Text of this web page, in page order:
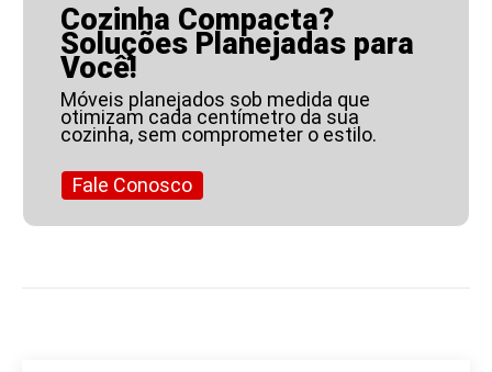
Cozinha Compacta?
Soluções Planejadas para
Você!
Móveis planejados sob medida que
otimizam cada centímetro da sua
cozinha, sem comprometer o estilo.
Fale Conosco